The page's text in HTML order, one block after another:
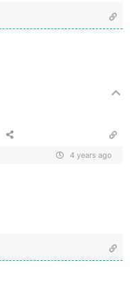
4 years ago